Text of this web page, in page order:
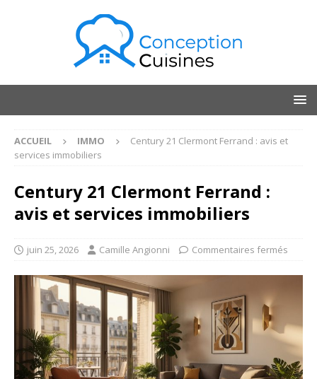
ACCUEIL IMMO
Century 21 Clermont Ferrand : avis et
services immobiliers
Century 21 Clermont Ferrand :
avis et services immobiliers
juin 25, 2026 Camille Angionni Commentaires fermés